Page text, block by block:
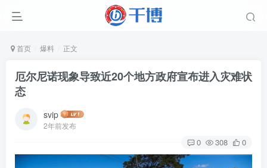
首页 爆料 正文
厄尔尼诺现象导致近20个地方政府宣布进入灾难状
态
svip
2年前发布
0 308 0